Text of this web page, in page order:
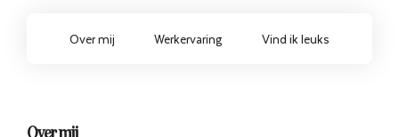
Over mij Werkervaring Vind ik leuks